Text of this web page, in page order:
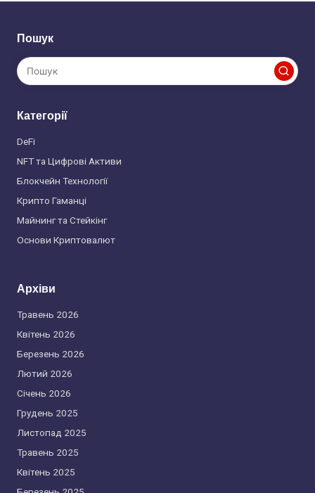
Пошук
Категорії
DeFi
NFT та Цифрові Активи
Блокчейн Технології
Крипто Гаманці
Майнинг та Стейкінг
Основи Криптовалют
Архіви
Травень 2026
Квітень 2026
Березень 2026
Лютий 2026
Січень 2026
Грудень 2025
Листопад 2025
Травень 2025
Квітень 2025